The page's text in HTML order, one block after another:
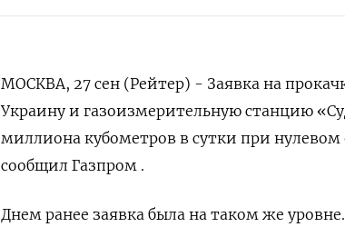
МОСКВА, 27 сен (Рейтер) - Заявка на
Украину и газоизмерительную станцию
миллиона кубометров в сутки при нулевом
сообщил Газпром .
Днем ранее заявка была на таком же уровне.